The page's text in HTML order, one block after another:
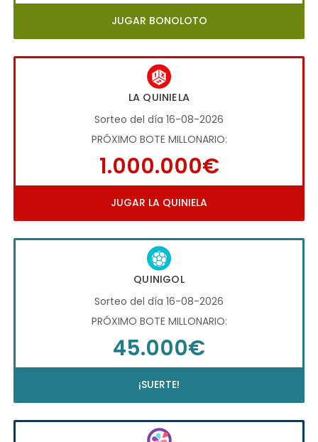
JUGAR BONOLOTO
LA QUINIELA
Sorteo del día 16-08-2026
PRÓXIMO BOTE MILLONARIO:
1.000.000€
JUGAR LA QUINIELA
QUINIGOL
Sorteo del día 16-08-2026
PRÓXIMO BOTE MILLONARIO:
45.000€
¡SUERTE!